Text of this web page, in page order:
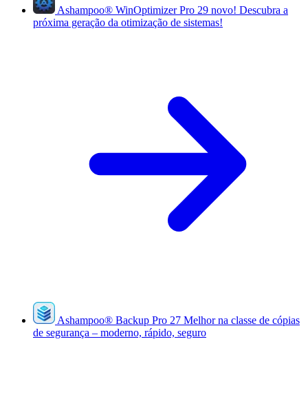
Ashampoo® WinOptimizer Pro 29 novo! Descubra a
próxima geração da otimização de sistemas!
Ashampoo® Backup Pro 27 Melhor na classe de cópias
de segurança – moderno, rápido, seguro